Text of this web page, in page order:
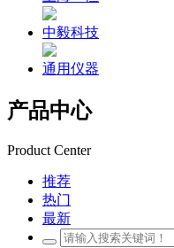
中毅科技
通用仪器
产品中心
Product Center
推荐
热门
最新